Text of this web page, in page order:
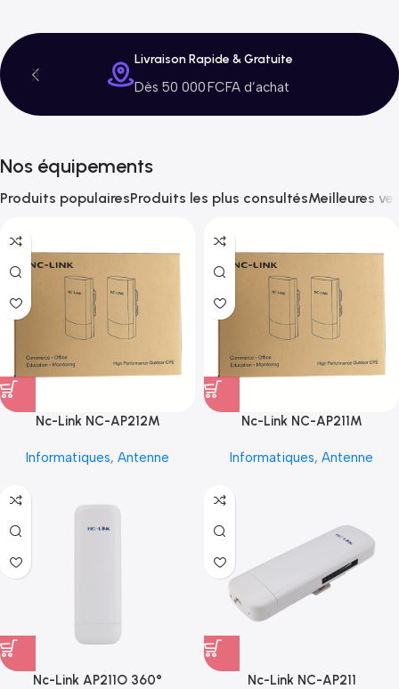
Livraison Rapide & Gratuite
Dès 50 000 FCFA d’achat
Nos équipements
Produits populairesProduits les plus consultésMeilleures
Nc-Link NC-AP212M
Informatiques, Antenne
Nc-Link NC-AP211M
Informatiques, Antenne
Nc-Link AP211O 360° Nc-Link NC-AP211